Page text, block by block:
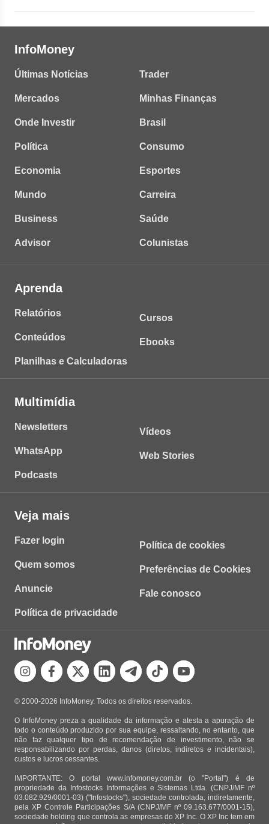
InfoMoney
Últimas Notícias
Mercados
Onde Investir
Política
Economia
Mundo
Business
Advisor
Trader
Minhas Finanças
Brasil
Consumo
Esportes
Carreira
Saúde
Colunistas
Aprenda
Relatórios
Conteúdos
Planilhas e Calculadoras
Cursos
Ebooks
Multimídia
Newsletters
WhatsApp
Podcasts
Vídeos
Web Stories
Veja mais
Fazer login
Quem somos
Anuncie
Política de privacidade
Política de cookies
Preferências de Cookies
Fale conosco
© 2000-2026 InfoMoney. Todos os direitos reservados.
O InfoMoney preza a qualidade da informação e atesta a apuração de
todo o conteúdo produzido por sua equipe, ressaltando, no entanto, que
não faz qualquer tipo de recomendação de investimento, não se
responsabilizando por perdas, danos (diretos, indiretos e incidentais),
custos e lucros cessantes.
IMPORTANTE: O portal www.infomoney.com.br (o "Portal") é de
propriedade da Infostocks Informações e Sistemas Ltda. (CNPJ/MF nº
03.082.929/0001-03) ("Infostocks"), sociedade controlada, indiretamente,
pela XP Controle Participações S/A (CNPJ/MF nº 09.163.677/0001-15),
sociedade holding que controla as empresas do XP Inc. O XP Inc tem em